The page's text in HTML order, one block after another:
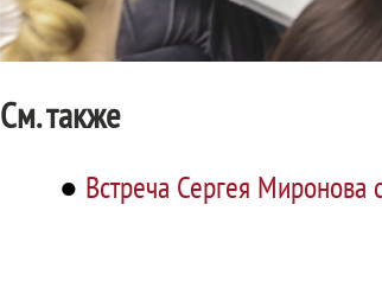
См. также
● Встреча Сергея